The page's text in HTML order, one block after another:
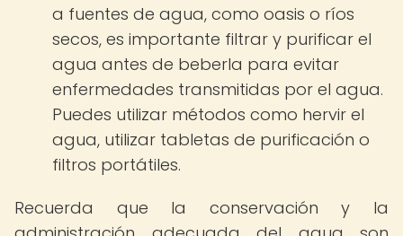
a fuentes de agua, como oasis o ríos
secos, es importante filtrar y purificar el
agua antes de beberla para evitar
enfermedades transmitidas por el agua.
Puedes utilizar métodos como hervir el
agua, utilizar tabletas de purificación o
filtros portátiles.
Recuerda que la conservación y la